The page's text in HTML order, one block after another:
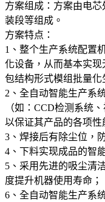
方案组成：方案由电
装段等组成。
方案特点：
1、整个生产系统配置
化设备，从而基本实
包结构形式模组批量化
2、全自动智能生产系
（如：CCD检测系统
以保证其产品的各项性
3、焊接后有除尘位，
4、下料实现成品的智
5、采用先进的吸尘清
度提升机器使用寿命；
6、全自动智能生产系